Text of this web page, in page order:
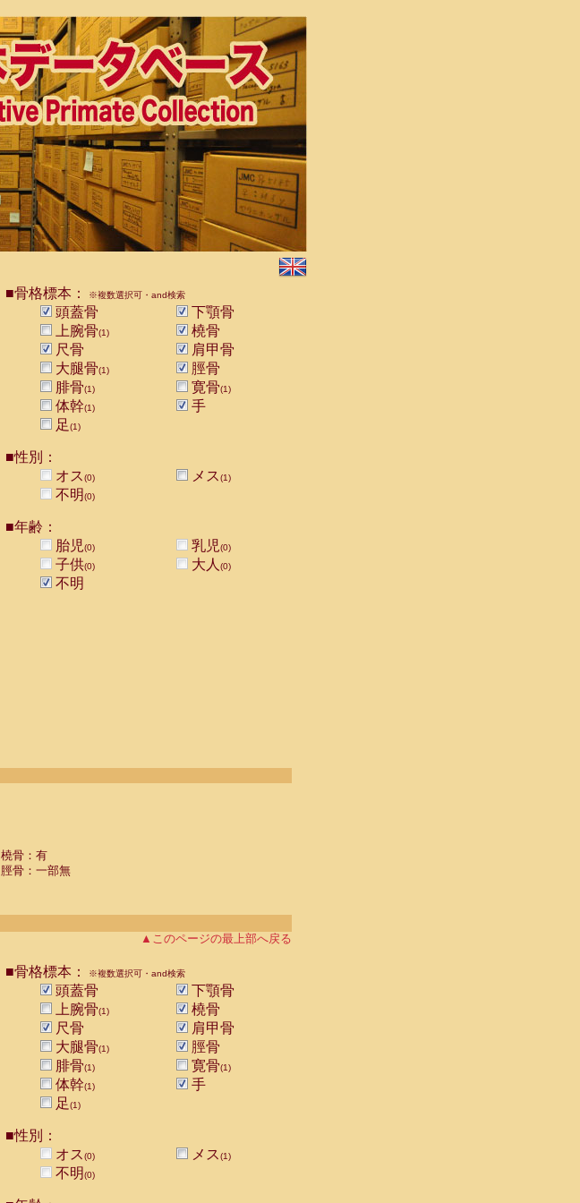
■骨格標本： ※複数選択可・and検索
頭蓋骨
下顎骨
上腕骨(1)
橈骨
尺骨
肩甲骨
大腿骨(1)
脛骨
腓骨(1) 寛骨(1)
体幹(1)
手
足(1)
■性別：
オス(0) メス(1)
不明(0)
■年齢：
胎児(0) 乳児(0)
子供(0) 大人 (0)
不明
橈骨：有
脛骨：一部無
▲このページの最上部へ戻る
■骨格標本： ※複数選択可・and検索
頭蓋骨
下顎骨
上腕骨(1)
橈骨
尺骨
肩甲骨
大腿骨(1)
脛骨
腓骨(1) 寛骨(1)
体幹(1)
手
足(1)
■性別：
オス(0) メス(1)
不明(0)